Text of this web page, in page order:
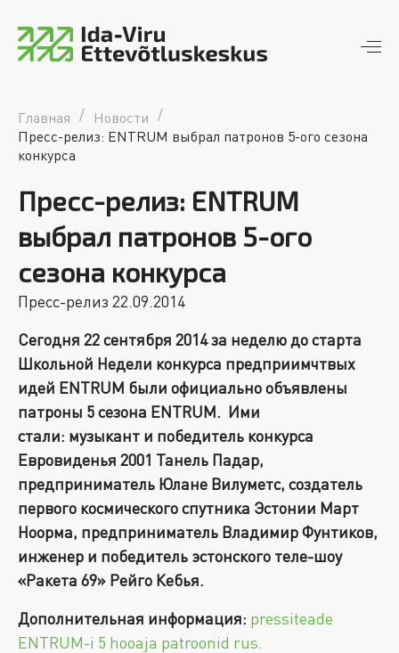
Главная / Новости /
Пресс-релиз: ENTRUM выбрал патронов 5-ого сезона
конкурса
Пресс-релиз: ENTRUM
выбрал патронов 5-ого
сезона конкурса
Пресс-релиз 22.09.2014
Сегодня 22сентября 2014за неделю до старта
Школьной Недели конкурса предприимчтвых
идей ENTRUM были официально объявлены
патроны 5сезона ENTRUM. Ими
стали: музыкант и победитель конкурса
Евровиденья 2001 Танель Падар,
предприниматель Юлане Вилуметс, создатель
первого космического спутника Эстонии Март
Ноорма, предприниматель Владимир Фунтиков,
инженер и победитель эстонского теле-шоу
«Ракета 69» Рейго Кебья.
Дополнительная информация: pressiteade
ENTRUM-i 5 hooaja patroonid rus.